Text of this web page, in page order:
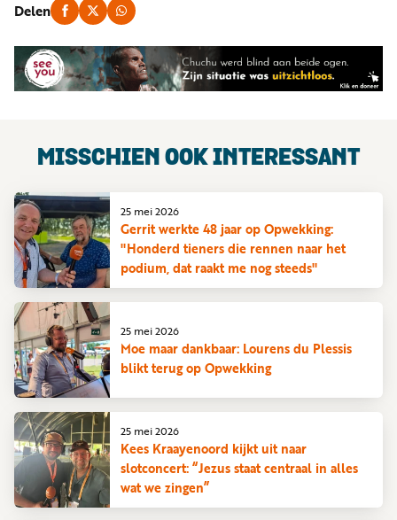
Delen
MISSCHIEN OOK INTERESSANT
Gerrit werkte 48 jaar op Opwekking:
"Honderd tieners die rennen naar het
podium, dat raakt me nog steeds"
25 mei 2026
Moe maar dankbaar: Lourens du Plessis
blikt terug op Opwekking
25 mei 2026
Kees Kraayenoord kijkt uit naar
slotconcert: “Jezus staat centraal in alles
wat we zingen”
25 mei 2026